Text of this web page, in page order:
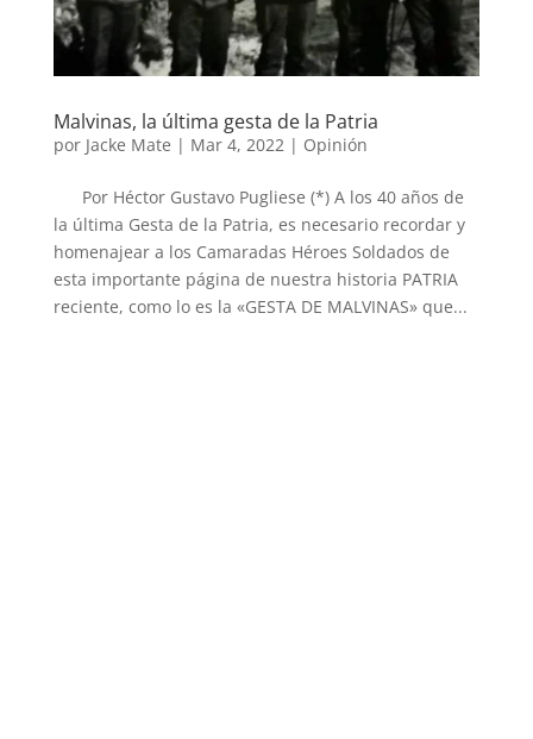
Malvinas, la última gesta de la Patria
por Jacke Mate | Mar 4, 2022| Opinión
Por Héctor Gustavo Pugliese (*) A los 40 años de
la última Gesta de la Patria, es necesario recordar y
homenajear a los Camaradas Héroes Soldados de
esta importante página de nuestra historia PATRIA
reciente, como lo es la «GESTA DE MALVINAS» que...